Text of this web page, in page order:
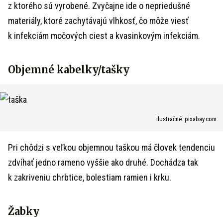
z ktorého sú vyrobené. Zvyčajne ide o nepriedušné
materiály, ktoré zachytávajú vlhkosť, čo môže viesť
k infekciám močových ciest a kvasinkovým infekciám.
Objemné kabelky/tašky
ilustračné: pixabay.com
Pri chôdzi s veľkou objemnou taškou má človek tendenciu
zdvíhať jedno rameno vyššie ako druhé. Dochádza tak
k zakriveniu chrbtice, bolestiam ramien i krku.
Žabky